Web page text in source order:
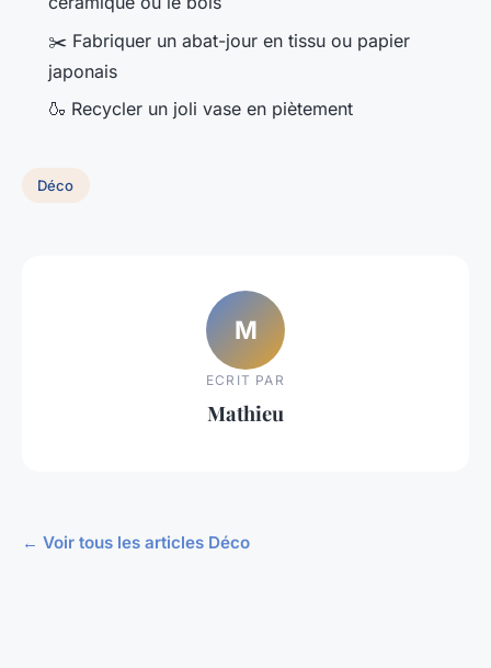
✂️ Fabriquer un abat-jour en tissu ou papier
japonais
🍶 Recycler un joli vase en piètement
Déco
M
ECRIT PAR
Mathieu
← Voir tous les articles Déco